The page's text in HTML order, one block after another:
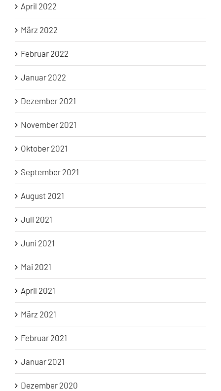
April 2022
März 2022
Februar 2022
Januar 2022
Dezember 2021
November 2021
Oktober 2021
September 2021
August 2021
Juli 2021
Juni 2021
Mai 2021
April 2021
März 2021
Februar 2021
Januar 2021
Dezember 2020